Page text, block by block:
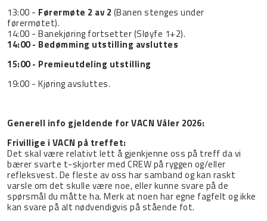
13:00 - Førermøte 2 av 2 (Banen stenges under
førermøtet).
14:00 - Banekjøring fortsetter (Sløyfe 1+2).
14:00 - Bedømming utstilling avsluttes
15:00 - Premieutdeling utstilling
19:00 - Kjøring avsluttes.
Generell info gjeldende for VACN Våler 2026:
Frivillige i VACN på treffet:
Det skal være relativt lett å gjenkjenne oss på treff da vi
bærer svarte t-skjorter med CREW på ryggen og/eller
refleksvest. De fleste av oss har samband og kan raskt
varsle om det skulle være noe, eller kunne svare på de
spørsmål du måtte ha. Merk at noen har egne fagfelt og ikke
kan svare på alt nødvendigvis på stående fot.